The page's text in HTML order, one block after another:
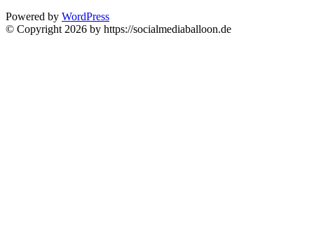
Powered by WordPress
© Copyright 2026 by https://socialmediaballoon.de